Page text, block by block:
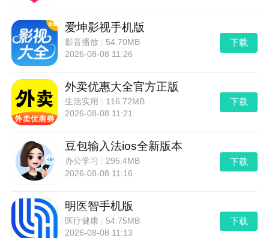
爱坤影视手机版
影音播放
54.70MB
2026-08-08 11:26
下载
外卖优惠大全官方正版
生活实用
116.72MB
2026-08-08 11:21
下载
豆包输入法ios全新版本
办公学习 |295.4MB
2026-08-08 11:16
下载
明医智手机版
医疗健康
54.75MB
2026-08-08 11:13
下载